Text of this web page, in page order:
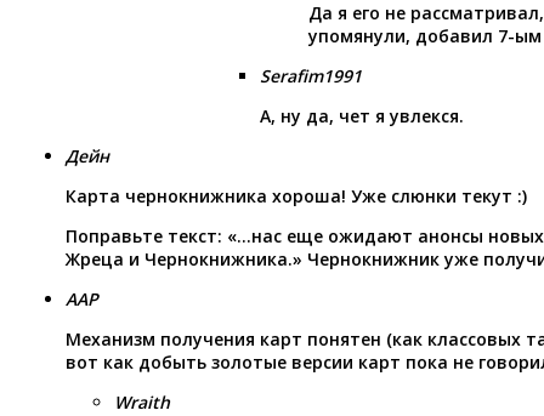
Да я его не
упомянули, добавил 7-
Serafim1991
А, ну да, чет я увлекся.
Дейн
Карта чернокнижника хороша! Уже слюнки текут :)
Поправьте текст: «…нас еще ожидают анонсы
Жреца и Чернокнижника.» Чернокнижник уже
AAP
Механизм получения карт понятен (как классовых
вот как добыть золотые версии карт пока не
Wraith